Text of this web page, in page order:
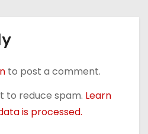
to post a comment.
to reduce spam. Learn
is processed.